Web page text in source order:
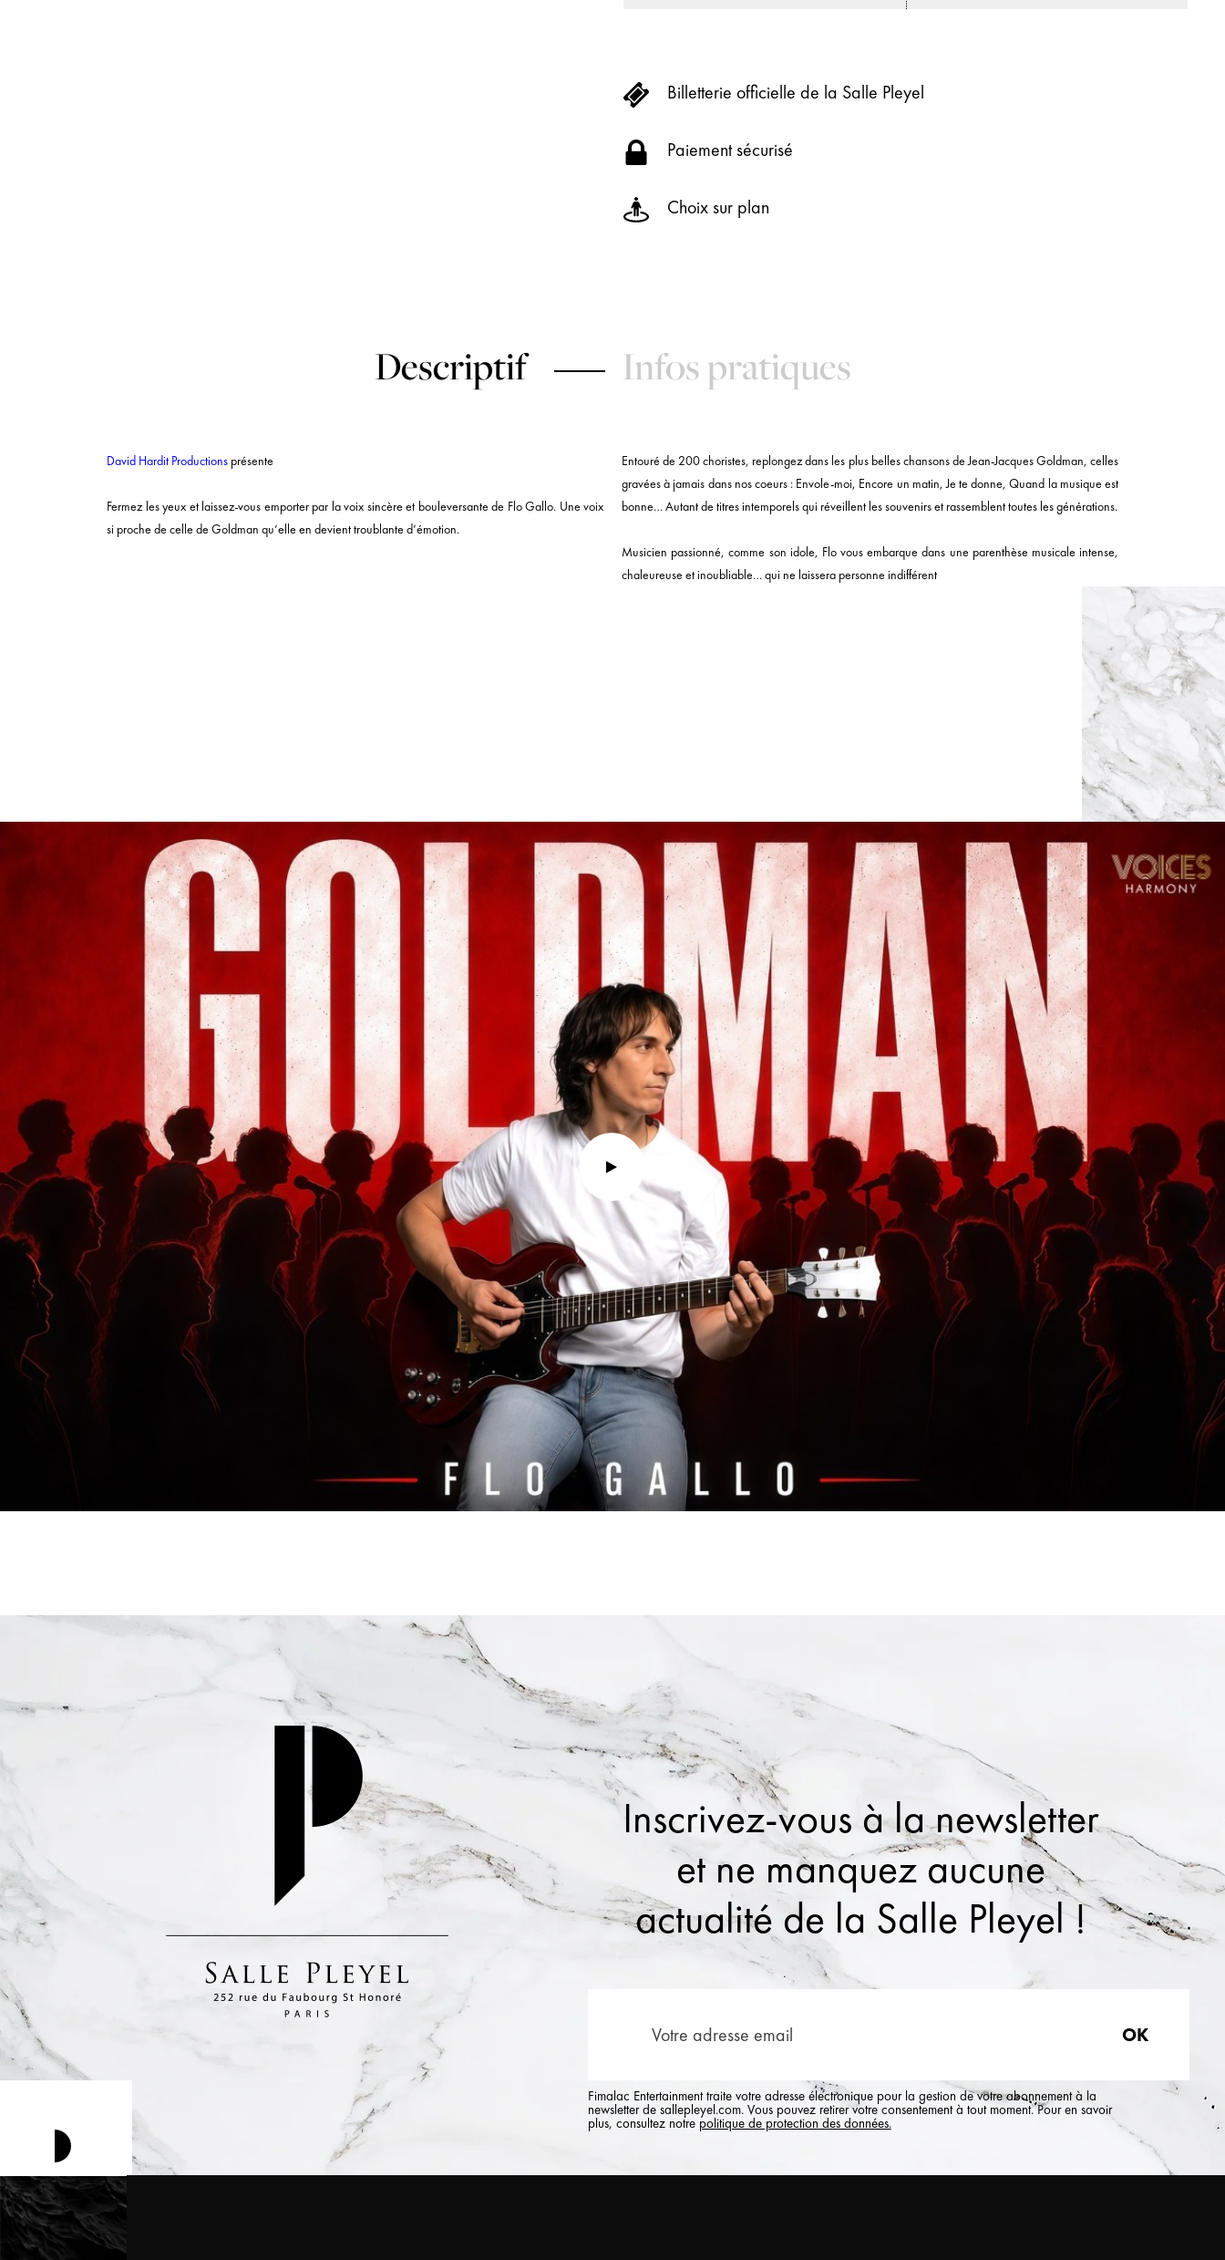
Billetterie officielle de la Salle Pleyel
Paiement sécurisé
Choix sur plan
Descriptif Infos pratiques
David Hardit Productions présente
Fermez les yeux et laissez-vous emporter par la voix sincère et bouleversante de Flo Gallo. Une voix
si proche de celle de Goldman qu’elle en devient troublante d’émotion.
Entouré de 200 choristes, replongez dans les plus belles chansons de Jean-Jacques Goldman, celles
gravées à jamais dans nos coeurs : Envole-moi, Encore un matin, Je te donne, Quand la musique est
bonne… Autant de titres intemporels qui réveillent les souvenirs et rassemblent toutes les générations.
Musicien passionné, comme son idole, Flo vous embarque dans une parenthèse musicale intense,
chaleureuse et inoubliable… qui ne laissera personne indifférent
Inscrivez-vous à la newsletter
et ne manquez aucune
actualité de la Salle Pleyel !
Fimalac Entertainment traite votre adresse électronique pour la gestion de votre abonnement à la
newsletter de sallepleyel.com. Vous pouvez retirer votre consentement à tout moment. Pour en savoir
plus, consultez notre politique de protection des données.